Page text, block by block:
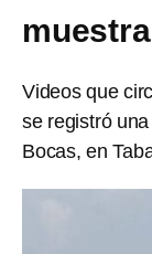
Videos que
se registró
Bocas, en